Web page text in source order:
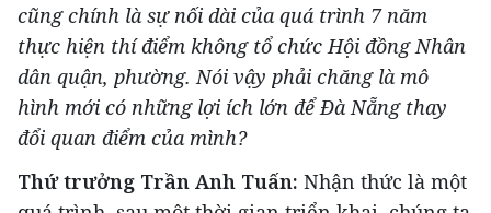
cũng chính là sự nối dài của quá trình 7 năm
thực hiện thí điểm không tổ chức Hội đồng Nhân
dân quận, phường. Nói vậy phải chăng là mô
hình mới có những lợi ích lớn để Đà Nẵng thay
đổi quan điểm của mình?
Thứ trưởng Trần Anh Tuấn: Nhận thức là một